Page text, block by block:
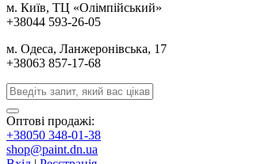
м. Киïв, ТЦ «Олiмпiйський»
+38044 593-26-05
м. Одеса, Ланжеронiвська, 17
+38063 857-17-68
Оптові продажі:
+38050 348-01-38
shop@paint.dn.ua